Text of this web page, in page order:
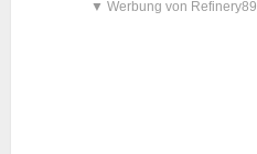
▼ Werbung von Refinery89